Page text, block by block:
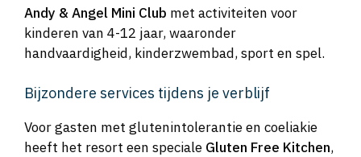
Andy & Angel Mini Club met activiteiten voor
kinderen van 4-12 jaar, waaronder
handvaardigheid, kinderzwembad, sport en spel.
Bijzondere services tijdens je verblijf
Voor gasten met glutenintolerantie en coeliakie
heeft het resort een speciale Gluten Free Kitchen,